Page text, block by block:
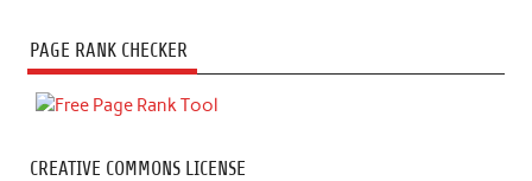
PAGE RANK CHECKER
CREATIVE COMMONS LICENSE